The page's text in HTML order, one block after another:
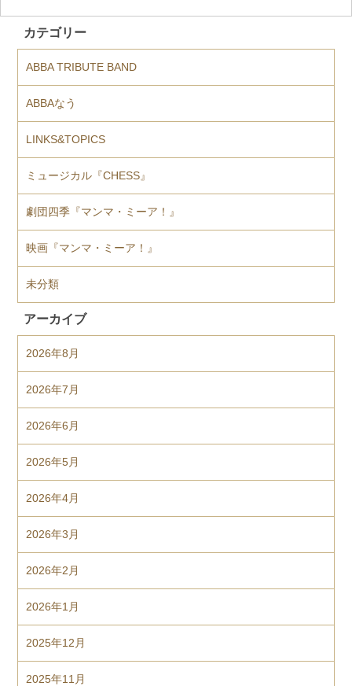
カテゴリー
ABBA TRIBUTE BAND
ABBAなう
LINKS&TOPICS
ミュージカル『CHESS』
劇団四季『マンマ・ミーア！』
映画『マンマ・ミーア！』
未分類
アーカイブ
2026年8月
2026年7月
2026年6月
2026年5月
2026年4月
2026年3月
2026年2月
2026年1月
2025年12月
2025年11月